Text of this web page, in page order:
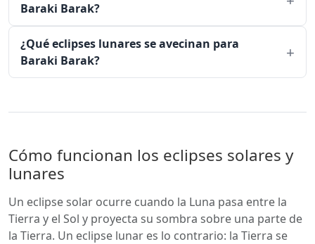
Baraki Barak?
¿Qué eclipses lunares se avecinan para
Baraki Barak?
Cómo funcionan los eclipses solares y
lunares
Un eclipse solar ocurre cuando la Luna pasa entre la
Tierra y el Sol y proyecta su sombra sobre una parte de
la Tierra. Un eclipse lunar es lo contrario: la Tierra se